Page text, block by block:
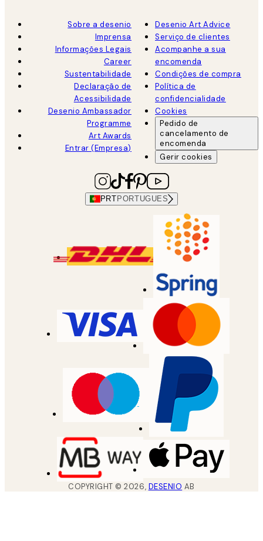
Sobre a desenio
Imprensa
Informações Legais
Career
Sustentabilidade
Declaração de
Acessibilidade
Desenio Ambassador
Programme
Art Awards
Entrar (Empresa)
Desenio Art Advice
Serviço de clientes
Acompanhe a sua
encomenda
Condições de compra
Política de
confidencialidade
Cookies
Pedido de
cancelamento de
encomenda
Gerir cookies
PRT PORTUGUES
COPYRIGHT ©2026, DESENIO AB